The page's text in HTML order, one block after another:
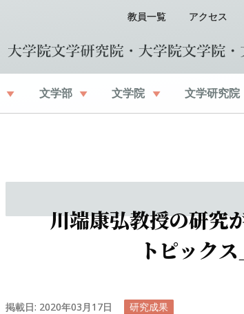
教員一覧 アクセス
文学部 文学院 文学研究院
川端康弘教授の研究
トピックス
掲載日: 2020年03月17日 研究成果